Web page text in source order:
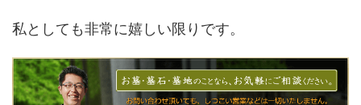
私としても非常に嬉しい限りです。